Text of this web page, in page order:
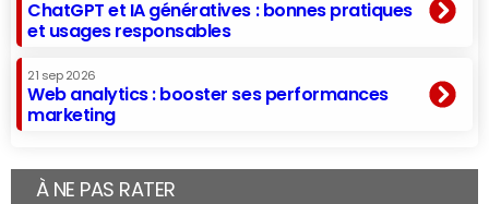
ChatGPT et IA génératives : bonnes pratiques
et usages responsables
21 sep 2026
Web analytics : booster ses performances
marketing
À NE PAS RATER